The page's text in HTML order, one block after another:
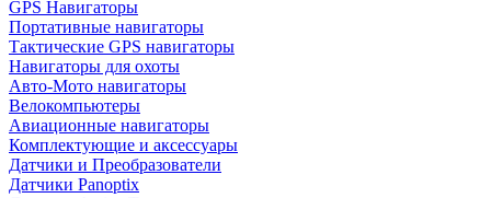
GPS Навигаторы
Портативные навигаторы
Тактические GPS навигаторы
Навигаторы для охоты
Авто-Мото навигаторы
Велокомпьютеры
Авиационные навигаторы
Комплектующие и аксессуары
Датчики и Преобразователи
Датчики Panoptix